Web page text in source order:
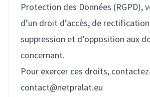
Protection des Données (RGPD),
d’un droit d’accès, de
suppression et d’opposition aux
concernant.
Pour exercer ces droits,
contact@netpralat.eu